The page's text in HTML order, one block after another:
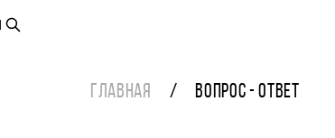
ГЛАВНАЯ ВОПРОС - ОТВЕТ